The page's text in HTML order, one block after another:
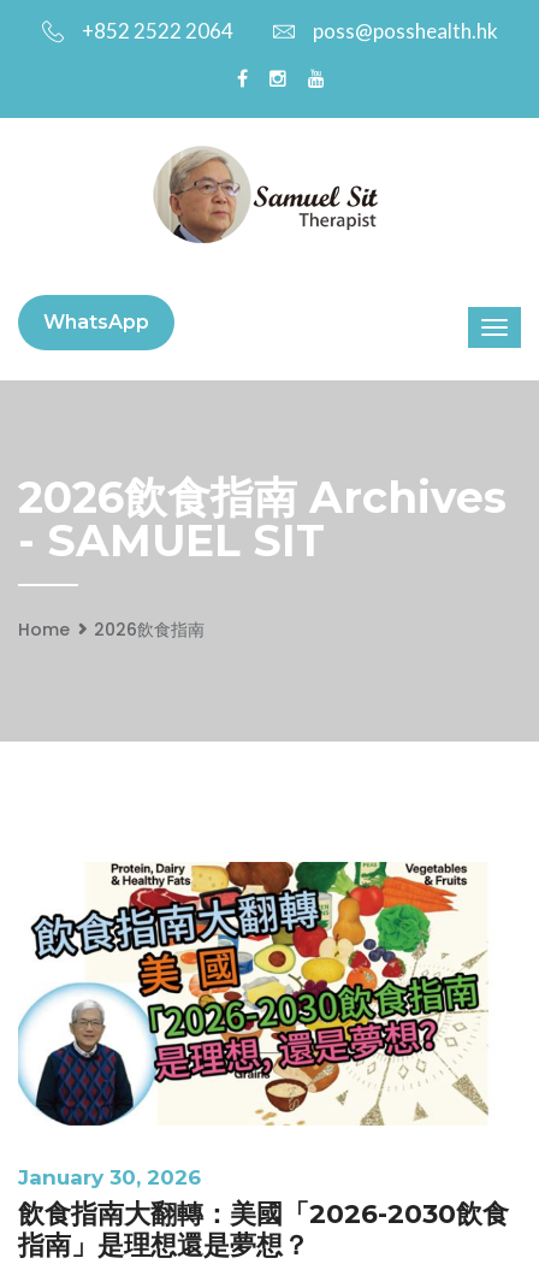
+852 2522 2064 poss@posshealth.hk
WhatsApp
2026飲食指南 Archives
- SAMUEL SIT
Home 2026飲食指南
January 30, 2026
飲食指南大翻轉：美國「2026-2030飲食
指南」是理想還是夢想？